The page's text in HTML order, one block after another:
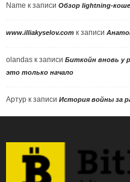
Name к записи Обзор lightning-
www.illiakyselov.com к записи
olandas к записи Биткойн вновь у
это только начало
Артур к записи История войны за